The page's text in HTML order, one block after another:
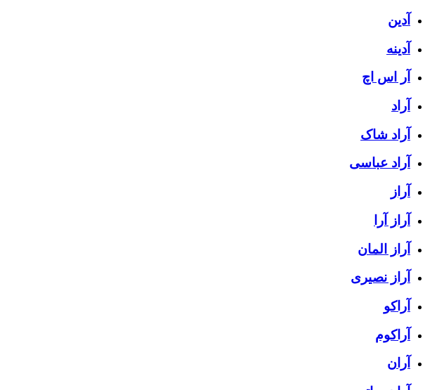
آدین
آدینه
آر اس اچ
آراد
آراد شاک
آراد عباسی
آراز
آراز آرا
آراز المان
آراز نصیری
آراکو
آراکوم
آران